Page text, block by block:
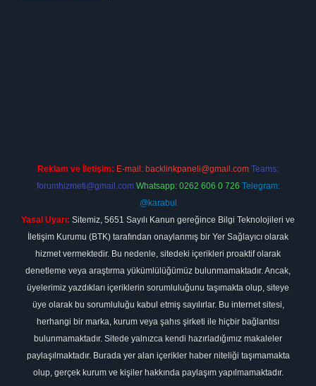
Reklam ve İletişim: E-mail: backlinkpaneli@gmail.com Teams:
forumhizmeti@gmail.com Whatsapp: 0262 606 0 726 Telegram:
@karabul
Yasal Uyarı: Sitemiz, 5651 Sayılı Kanun gereğince Bilgi Teknolojileri ve
İletişim Kurumu (BTK) tarafından onaylanmış bir Yer Sağlayıcı olarak
hizmet vermektedir. Bu nedenle, sitedeki içerikleri proaktif olarak
denetleme veya araştırma yükümlülüğümüz bulunmamaktadır. Ancak,
üyelerimiz yazdıkları içeriklerin sorumluluğunu taşımakta olup, siteye
üye olarak bu sorumluluğu kabul etmiş sayılırlar. Bu internet sitesi,
herhangi bir marka, kurum veya şahıs şirketi ile hiçbir bağlantısı
bulunmamaktadır. Sitede yalnızca kendi hazırladığımız makaleler
paylaşılmaktadır. Burada yer alan içerikler haber niteliği taşımamakta
olup, gerçek kurum ve kişiler hakkında paylaşım yapılmamaktadır.